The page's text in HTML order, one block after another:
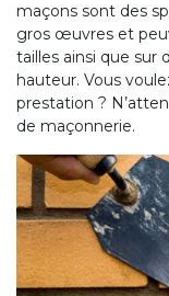
maçons sont des
gros œuvres et
tailles ainsi que sur
hauteur. Vous
prestation ?
de maçonnerie.